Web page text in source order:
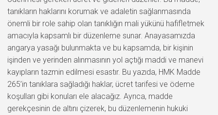
tanıkların haklarını korumak ve adaletin sağlanmasında
önemli bir role sahip olan tanıklığın mali yükünü hafifletmek
amacıyla kapsamlı bir düzenleme sunar. Anayasamızda
angarya yasağı bulunmakta ve bu kapsamda, bir kişinin
işinden ve yerinden alınmasının yol açtığı maddi ve manevi
kayıpların tazmin edilmesi esastır. Bu yazıda, HMK Madde
265’in tanıklara sağladığı haklar, ücret tarifesi ve ödeme
koşulları gibi konuları ele alacağız. Ayrıca, madde
gerekçesinin de altını çizerek, bu düzenlemenin hukuki